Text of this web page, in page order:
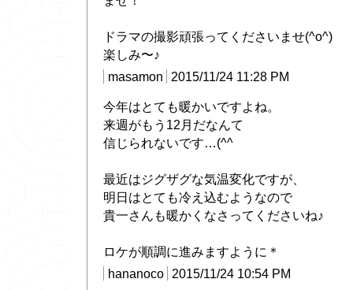
ドラマの撮影頑張ってくださいませ(^o^)
楽しみ〜♪
masamon
2015/11/24 11:28 PM
今年はとても暖かいですよね。
来週がもう12月だなんて
信じられないです…(^^ゞ
最近はジグザグな気温変化ですが、
明日はとても冷え込むようなので
貴一さんも暖かくなさってくださいね♪
ロケが順調に進みますように＊
hananoco
2015/11/24 10:54 PM